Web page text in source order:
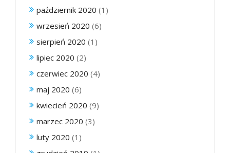
październik 2020 (1)
wrzesień 2020 (6)
sierpień 2020 (1)
lipiec 2020 (2)
czerwiec 2020 (4)
maj 2020 (6)
kwiecień 2020 (9)
marzec 2020 (3)
luty 2020 (1)